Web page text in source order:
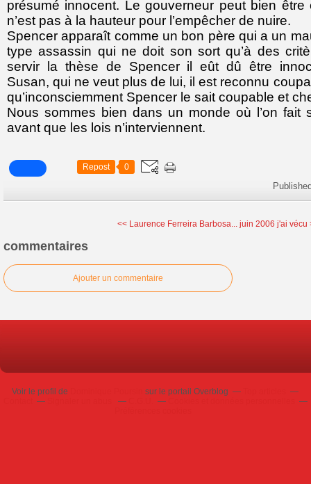
présumé innocent. Le gouverneur peut bien être
n’est pas à la hauteur pour l’empêcher de nuire.
Spencer apparaît comme un bon père qui a un
type assassin qui ne doit son sort qu’à des
servir la thèse de Spencer il eût dû être
Susan, qui ne veut plus de lui, il est reconnu
qu’inconsciemment Spencer le sait coupable et
Nous sommes bien dans un monde où l’on fait
avant que les lois n’interviennent.
Repost 0
<< Laurence Ferreira Barbosa... juin 2006 j'ai vécu
commentaires
Ajouter un commentaire
Voir le profil de sur le portail Overblog